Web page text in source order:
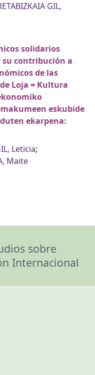
GIL,
solidarios
contribución a
de las
Loja = Kultura
eskubide
ekarpena:
Leticia;
Maite
sobre
Internacional